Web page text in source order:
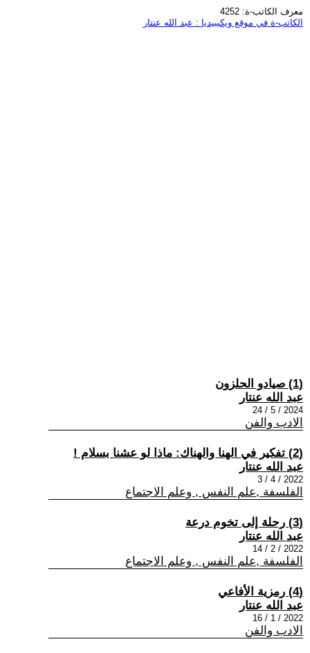
معرف الكاتب-ة: 4252
الكاتب-ة في موقع ويكيبيديا : عبد الله عنتار
(1) صيادو الحلزون
عبد الله عنتار
2024 / 5 / 24
الادب والفن
(2) تفكير في الهنا والهناك: ماذا لو عشنا بسلام !
عبد الله عنتار
2022 / 4 / 3
الفلسفة ,علم النفس , وعلم الاجتماع
(3) رحلة إلى تخوم درعة
عبد الله عنتار
2022 / 2 / 14
الفلسفة ,علم النفس , وعلم الاجتماع
(4) رمزية الأفاعي
عبد الله عنتار
2022 / 1 / 16
الادب والفن